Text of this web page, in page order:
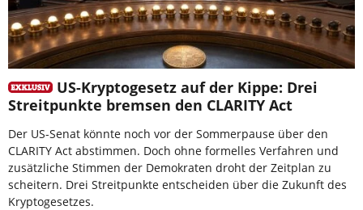
US-Kryptogesetz auf der Kippe: Drei
Streitpunkte bremsen den CLARITY Act
Der US-Senat könnte noch vor der Sommerpause über den
CLARITY Act abstimmen. Doch ohne formelles Verfahren und
zusätzliche Stimmen der Demokraten droht der Zeitplan zu
scheitern. Drei Streitpunkte entscheiden über die Zukunft des
Kryptogesetzes.